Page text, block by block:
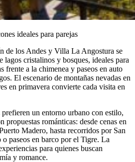
ideales para parejas
de los Andes y Villa La Angostura se
lagos cristalinos y bosques, ideales para
frente a la chimenea y paseos en auto
El escenario de montañas nevadas en
en primavera convierte cada visita en
un entorno urbano con estilo,
propuestas románticas: desde cenas en
Madero, hasta recorridos por San
paseos en barco por el Tigre. La
para quienes buscan
y romance.